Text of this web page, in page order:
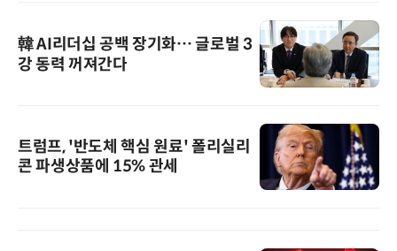
韓 AI리더십 공백 장기화… 글로벌 3
강 동력 꺼져간다
트럼프, '반도체 핵심 원료' 폴리실리
콘 파생상품에 15% 관세